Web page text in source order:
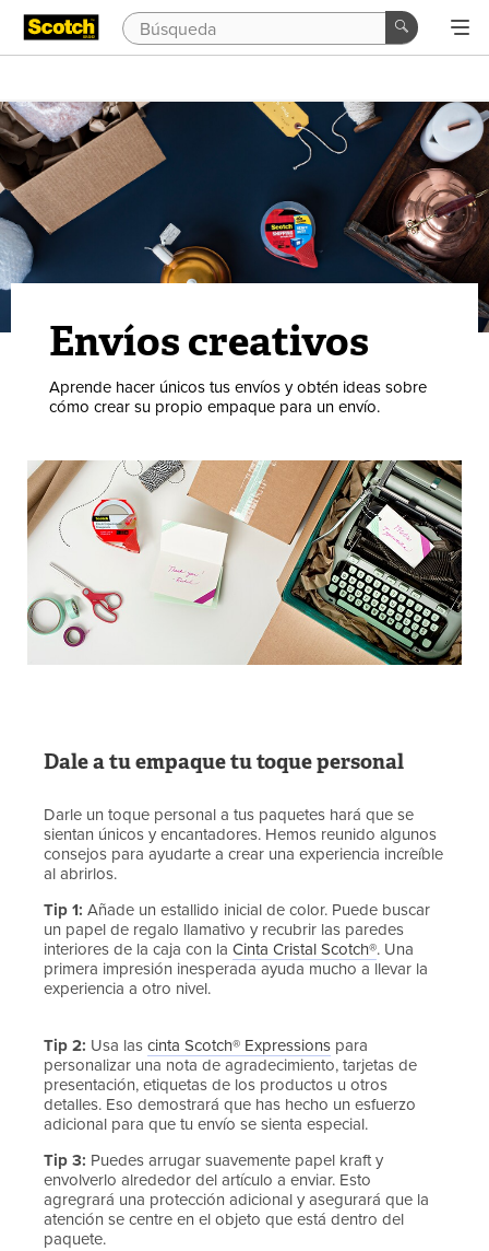
Envíos creativos
Aprende hacer únicos tus envíos y obtén ideas sobre
cómo crear su propio empaque para un envío.
Dale a tu empaque tu toque personal
Darle un toque personal a tus paquetes hará que se
sientan únicos y encantadores. Hemos reunido algunos
consejos para ayudarte a crear una experiencia increíble
al abrirlos.
Tip 1: Añade un estallido inicial de color. Puede buscar
un papel de regalo llamativo y recubrir las paredes
interiores de la caja con la Cinta Cristal Scotch®. Una
primera impresión inesperada ayuda mucho a llevar la
experiencia a otro nivel.
Tip 2: Usa las cinta Scotch® Expressions para
personalizar una nota de agradecimiento, tarjetas de
presentación, etiquetas de los productos u otros
detalles. Eso demostrará que has hecho un esfuerzo
adicional para que tu envío se sienta especial.
Tip 3: Puedes arrugar suavemente papel kraft y
envolverlo alrededor del artículo a enviar. Esto
agregrará una protección adicional y asegurará que la
atención se centre en el objeto que está dentro del
paquete.